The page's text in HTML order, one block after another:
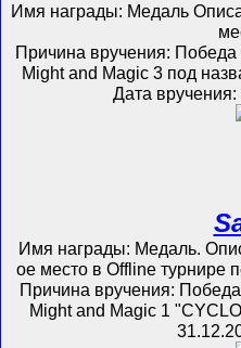
Имя награды: Медаль
Причина вручения: Победа
Might and Magic 3 под
Дата
Имя награды: Медаль.
ое место в Offline турнире
Причина вручения:
Might and Magic 1